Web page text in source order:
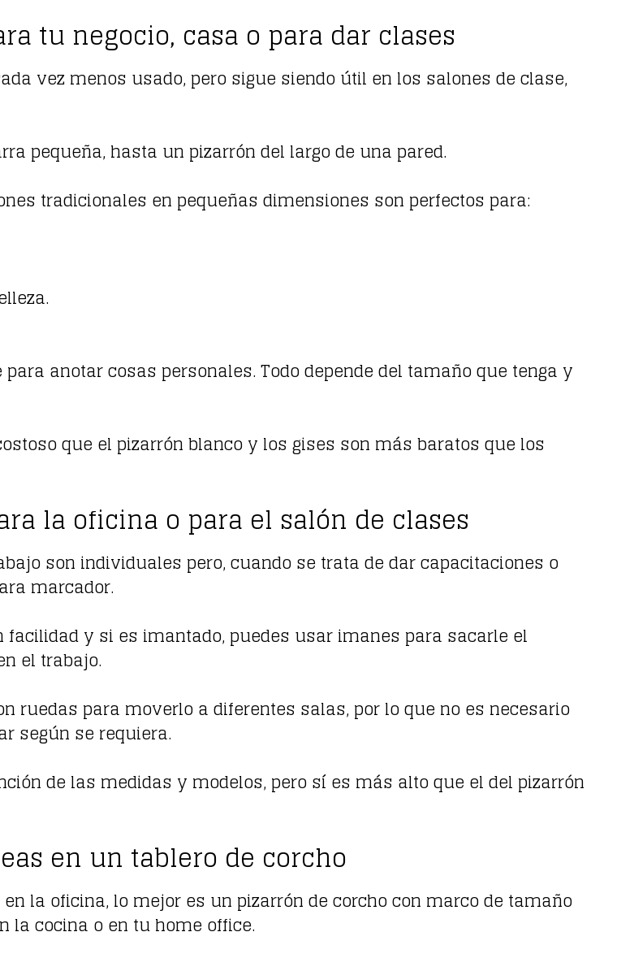
tu negocio, casa o para dar clases
vez menos usado, pero sigue siendo útil en los salones de clase,
pequeña, hasta un pizarrón del largo de una pared.
tradicionales en pequeñas dimensiones son perfectos para:
anotar cosas personales. Todo depende del tamaño que tenga y
que el pizarrón blanco y los gises son más baratos que los
la oficina o para el salón de clases
son individuales pero, cuando se trata de dar capacitaciones o
marcador.
y si es imantado, puedes usar imanes para sacarle el
el trabajo.
ruedas para moverlo a diferentes salas, por lo que no es necesario
según se requiera.
de las medidas y modelos, pero sí es más alto que el del pizarrón
en un tablero de corcho
la oficina, lo mejor es un pizarrón de corcho con marco de tamaño
la cocina o en tu home office.